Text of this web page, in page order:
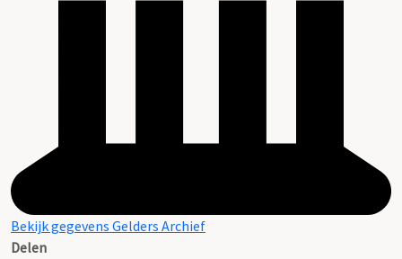
Bekijk gegevens Gelders Archief
Delen